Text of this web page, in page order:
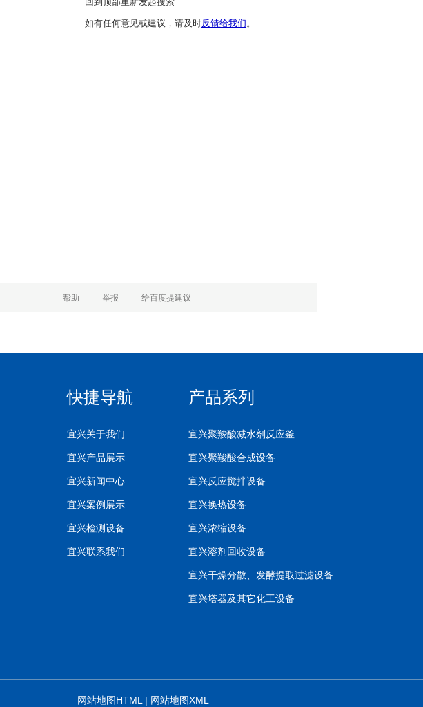
快捷导航
宜兴关于我们
宜兴产品展示
宜兴新闻中心
宜兴案例展示
宜兴检测设备
宜兴联系我们
产品系列
宜兴聚羧酸减水剂反应釜
宜兴聚羧酸合成设备
宜兴反应搅拌设备
宜兴换热设备
宜兴浓缩设备
宜兴溶剂回收设备
宜兴干燥分散、发酵提取过滤设备
宜兴塔器及其它化工设备
网站地图HTML | 网站地图XML